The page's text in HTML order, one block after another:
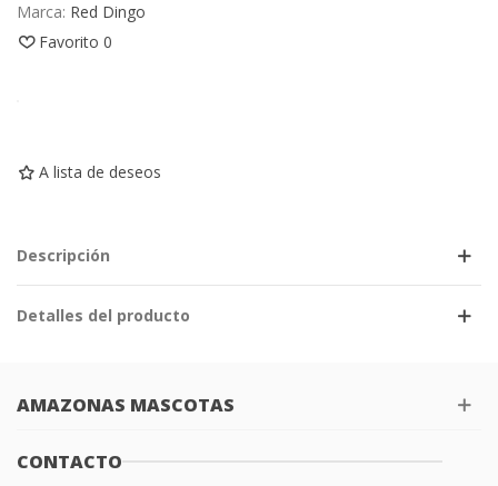
Marca: Red Dingo
Favorito 0
A lista de deseos
Descripción
Detalles del producto
AMAZONAS MASCOTAS
CONTACTO